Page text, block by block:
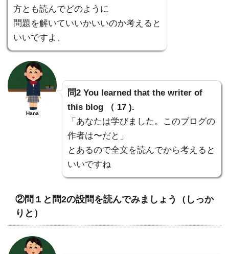
方とも読んでどのように
問題を解いていいかいいのか考えると
いいですよ、
Hana
問2 You learned that the writer of
this blog （ 17 ).
「あなたは学びました。このブログの
作者は〜だと」
とあるので全文を読んでから考えると
いいですね
②問１と問2の設問を読んでみましょう（しっか
りと）